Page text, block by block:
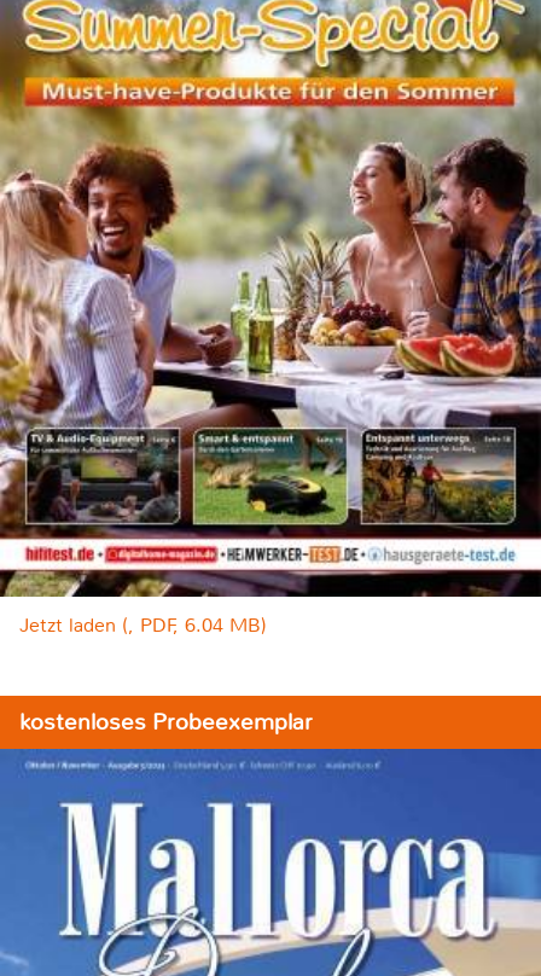
Jetzt laden (, PDF, 6.04 MB)
kostenloses Probeexemplar